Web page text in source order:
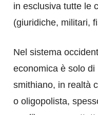
in esclusiva tutte le
(giuridiche, militari,
Nel sistema
economica è solo di
smithiano, in realtà
o oligopolista,